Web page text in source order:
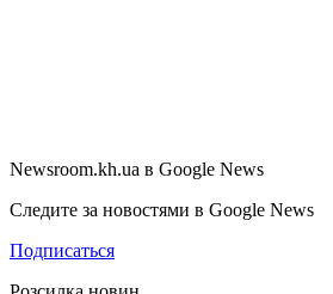
Newsroom.kh.ua в Google News
Следите за новостями в Google News
Подписаться